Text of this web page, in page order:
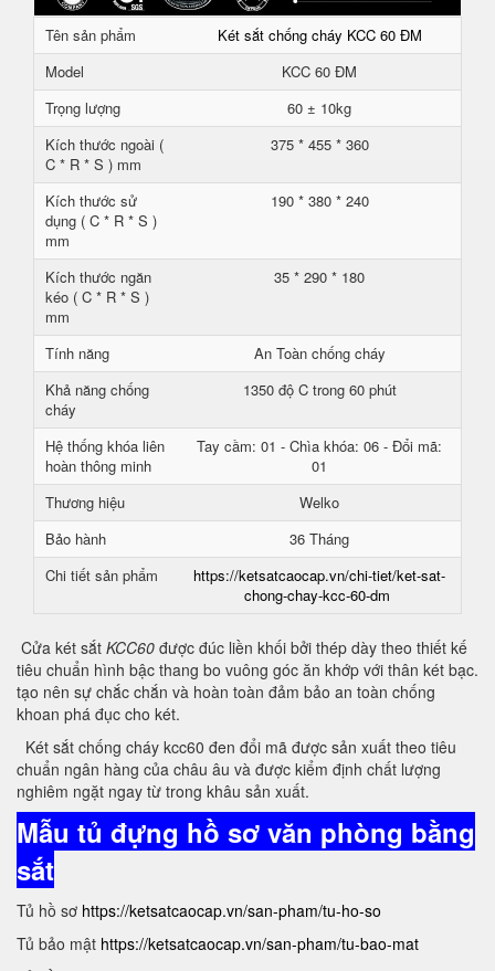
Tên sản phẩm
Két sắt chống cháy KCC 60 ĐM
Model
KCC 60 ĐM
Trọng lượng
60 ± 10kg
Kích thước ngoài (
C * R * S ) mm
375 * 455 * 360
Kích thước sử
dụng ( C * R * S )
mm
190 * 380 * 240
Kích thước ngăn
kéo ( C * R * S )
mm
35 * 290 * 180
Tính năng
An Toàn chống cháy
Khả năng chống
cháy
1350 độ C trong 60 phút
Hệ thống khóa liên
hoàn thông minh
Tay cầm: 01 - Chìa khóa: 06 - Đổi mã:
01
Thương hiệu
Welko
Bảo hành
36 Tháng
Chi tiết sản phẩm
https://ketsatcaocap.vn/chi-tiet/ket-sat-
chong-chay-kcc-60-dm
Cửa két sắt KCC60 được đúc liền khối bởi thép dày theo thiết kế
tiêu chuẩn hình bậc thang bo vuông góc ăn khớp với thân két bạc.
tạo nên sự chắc chắn và hoàn toàn đảm bảo an toàn chống
khoan phá đục cho két.
Két sắt chống cháy kcc60 đen đổi mã được sản xuất theo tiêu
chuẩn ngân hàng của châu âu và được kiểm định chất lượng
nghiêm ngặt ngay từ trong khâu sản xuất.
Mẫu tủ đựng hồ sơ văn phòng bằng
sắt
Tủ hồ sơ https://ketsatcaocap.vn/san-pham/tu-ho-so
Tủ bảo mật https://ketsatcaocap.vn/san-pham/tu-bao-mat